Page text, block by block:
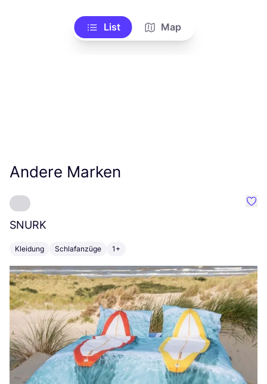
List Map
Andere Marken
SNURK
Kleidung Schlafanzüge 1+